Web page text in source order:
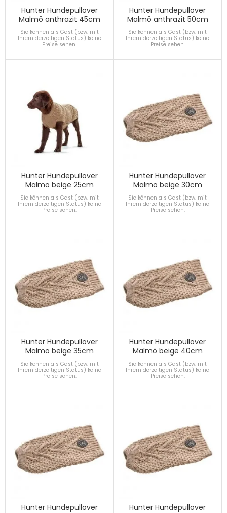
Hunter Hundepullover
Malmö anthrazit 45cm
Sie können als Gast (bzw. mit
Ihrem derzeitigen Status) keine
Preise sehen.
Hunter Hundepullover
Malmö anthrazit 50cm
Sie können als Gast (bzw. mit
Ihrem derzeitigen Status) keine
Preise sehen.
Hunter Hundepullover
Malmö beige 25cm
Sie können als Gast (bzw. mit
Ihrem derzeitigen Status) keine
Preise sehen.
Hunter Hundepullover
Malmö beige 30cm
Sie können als Gast (bzw. mit
Ihrem derzeitigen Status) keine
Preise sehen.
Hunter Hundepullover
Malmö beige 35cm
Sie können als Gast (bzw. mit
Ihrem derzeitigen Status) keine
Preise sehen.
Hunter Hundepullover
Malmö beige 40cm
Sie können als Gast (bzw. mit
Ihrem derzeitigen Status) keine
Preise sehen.
Hunter Hundepullover
Hunter Hundepullover